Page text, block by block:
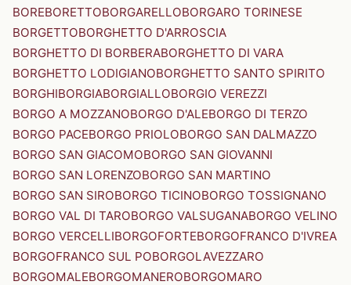
BOREBORETTOBORGARELLOBORGARO TORINESE
BORGETTOBORGHETTO D'ARROSCIA
BORGHETTO DI BORBERABORGHETTO DI VARA
BORGHETTO LODIGIANOBORGHETTO SANTO SPIRITO
BORGHIBORGIABORGIALLOBORGIO VEREZZI
BORGO A MOZZANOBORGO D'ALEBORGO DI TERZO
BORGO PACEBORGO PRIOLOBORGO SAN DALMAZZO
BORGO SAN GIACOMOBORGO SAN GIOVANNI
BORGO SAN LORENZOBORGO SAN MARTINO
BORGO SAN SIROBORGO TICINOBORGO TOSSIGNANO
BORGO VAL DI TAROBORGO VALSUGANABORGO VELINO
BORGO VERCELLIBORGOFORTEBORGOFRANCO D'IVREA
BORGOFRANCO SUL POBORGOLAVEZZARO
BORGOMALEBORGOMANEROBORGOMARO